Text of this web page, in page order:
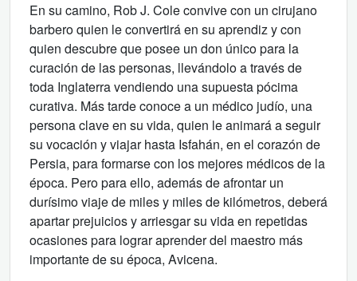
En su camino, Rob J. Cole convive con un cirujano
barbero quien le convertirá en su aprendiz y con
quien descubre que posee un don único para la
curación de las personas, llevándolo a través de
toda Inglaterra vendiendo una supuesta pócima
curativa. Más tarde conoce a un médico judío, una
persona clave en su vida, quien le animará a seguir
su vocación y viajar hasta Isfahán, en el corazón de
Persia, para formarse con los mejores médicos de la
época. Pero para ello, además de afrontar un
durísimo viaje de miles y miles de kilómetros, deberá
apartar prejuicios y arriesgar su vida en repetidas
ocasiones para lograr aprender del maestro más
importante de su época, Avicena.